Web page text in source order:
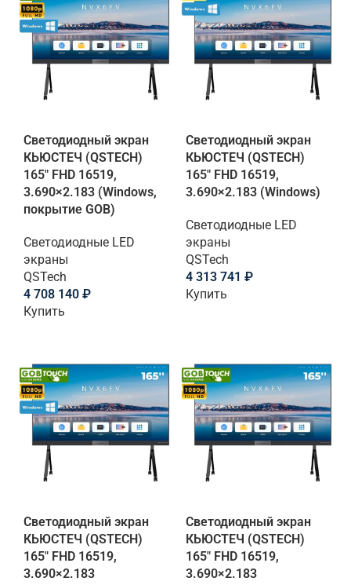
Светодиодный экран
КЬЮСТЕЧ (QSTECH)
165" FHD 16519,
3.690×2.183 (Windows,
покрытие GOB)
Светодиодные LED
экраны
QSTech
4 708 140 ₽
Купить
Светодиодный экран
КЬЮСТЕЧ (QSTECH)
165" FHD 16519,
3.690×2.183 (Windows)
Светодиодные LED
экраны
QSTech
4 313 741 ₽
Купить
Светодиодный экран
КЬЮСТЕЧ (QSTECH)
165" FHD 16519,
3.690×2.183
Светодиодный экран
КЬЮСТЕЧ (QSTECH)
165" FHD 16519,
3.690×2.183